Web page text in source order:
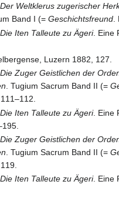
Der Weltklerus zugerischer
Band I (=Geschichtsfreund
Die Iten Talleute zu Ägeri. Eine
Luzern 1882, 127.
Die Zuger Geistlichen der
. Tugium Sacrum Band II (=
111–112.
Die Iten Talleute zu Ägeri. Eine
Die Zuger Geistlichen der
. Tugium Sacrum Band II (=
119
Die Iten Talleute zu Ägeri. Eine